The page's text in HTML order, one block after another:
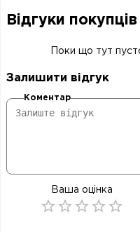
Відгуки покупців
Поки що тут
Залишити відгук
Коментар
Ваша оцінка